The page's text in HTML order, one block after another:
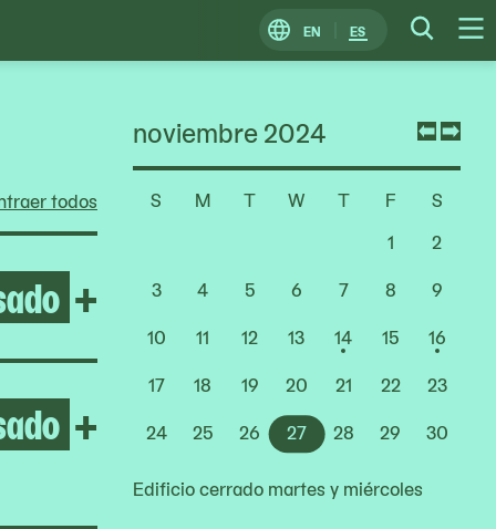
EN ES
Change
Locale
todos
+ Open After the Fire
+ Open Yto Barrada
noviembre 2024
S M T W T F S
Choose
1
2
3
4 5 6 7 8
9
10
11 12 13 14 15
16
17
18 19 20 21 22
23
24
25 26 27 28 29 30
Edificio cerrado martes y miércoles